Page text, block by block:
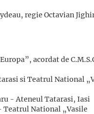
regie Octavian
acordat de
si Teatrul National
- Ateneul Tatarasi, Iasi
Teatrul National „Vasile